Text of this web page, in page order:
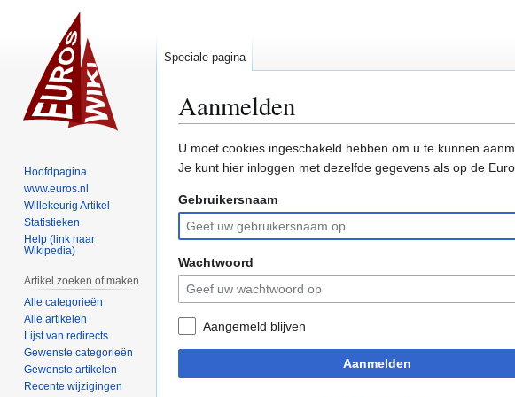
Aanmelden
Naar
navigatie
Naar
zoeken
U moet cookies ingeschakeld hebben om u te kunnen
Je kunt hier inloggen met dezelfde gegevens als op de
Gebruikersnaam
Wachtwoord
Aangemeld blijven
Aanmelden
Speciale pagina
Hoofdpagina
www.euros.nl
Willekeurig Artikel
Statistieken
Help (link naar
Wikipedia)
Artikel zoeken of maken
Alle categorieën
Alle artikelen
Lijst van redirects
Gewenste categorieën
Gewenste artikelen
Recente wijzigingen